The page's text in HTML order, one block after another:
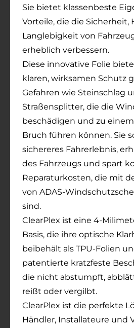
Sie bietet klassenbeste
Vorteile, die die Sicherheit,
Langlebigkeit von
erheblich verbessern.
Diese innovative Folie
klaren, wirksamen Schutz
Gefahren wie Steinschlag
Straßensplitter, die die
beschädigen und zu
Bruch führen können. Sie
sichereres Fahrerlebnis,
des Fahrzeugs und spart
Reparaturkosten, die mit
von ADAS-
sind.
ClearPlex ist eine 4-
Basis, die ihre optische
beibehält als TPU-Folien
patentierte kratzfeste
die nicht abstumpft,
reißt oder vergilbt.
ClearPlex ist die perfekte
Händler, Installateure und